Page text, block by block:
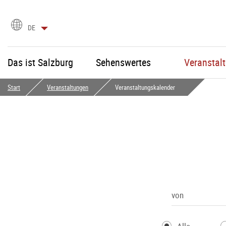
Sprachauswahl
DE
Das ist Salzburg Sehenswertes
Start Veranstaltungen Veranstaltungskalender
von